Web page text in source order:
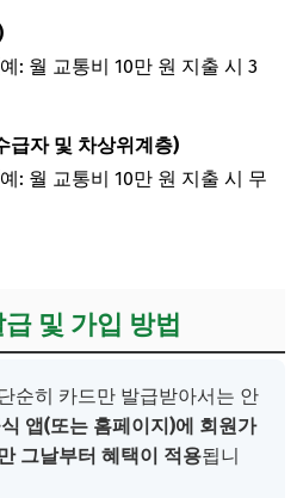
: 월 교통비 10만 원 지출 시 3
급자 및 차상위계층)
: 월 교통비 10만 원 지출 시 무
및 가입 방법
순히 카드만 발급받아서는 안
앱(또는 홈페이지)에 회원가
그날부터 혜택이 적용됩니